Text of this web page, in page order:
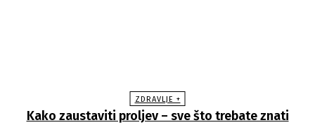
ZDRAVLJE +
Kako zaustaviti proljev – sve što trebate znati